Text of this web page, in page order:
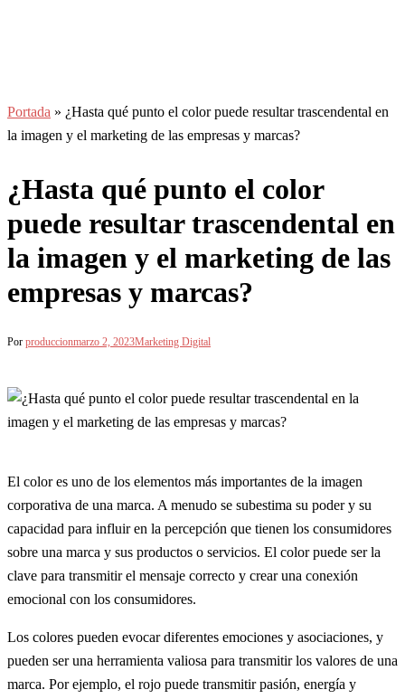
Portada » ¿Hasta qué punto el color puede resultar trascendental en
la imagen y el marketing de las empresas y marcas?
¿Hasta qué punto el color
puede resultar trascendental en
la imagen y el marketing de las
empresas y marcas?
Por produccionmarzo 2, 2023Marketing Digital
El color es uno de los elementos más importantes de la imagen
corporativa de una marca. A menudo se subestima su poder y su
capacidad para influir en la percepción que tienen los consumidores
sobre una marca y sus productos o servicios. El color puede ser la
clave para transmitir el mensaje correcto y crear una conexión
emocional con los consumidores.
Los colores pueden evocar diferentes emociones y asociaciones, y
pueden ser una herramienta valiosa para transmitir los valores de una
marca. Por ejemplo, el rojo puede transmitir pasión, energía y